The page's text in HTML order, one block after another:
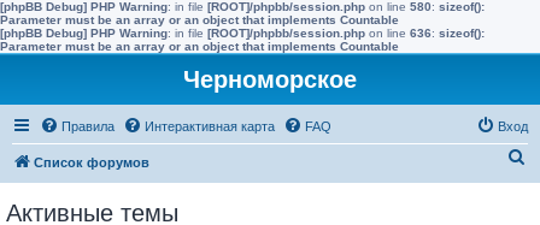
[phpBB Debug] PHP Warning: in file [ROOT]/phpbb/session.php on line 580: sizeof():
Parameter must be an array or an object that implements Countable
[phpBB Debug] PHP Warning: in file [ROOT]/phpbb/session.php on line 636: sizeof():
Parameter must be an array or an object that implements Countable
Черноморское
Правила Интерактивная карта FAQ Вход
Список форумов
Активные темы